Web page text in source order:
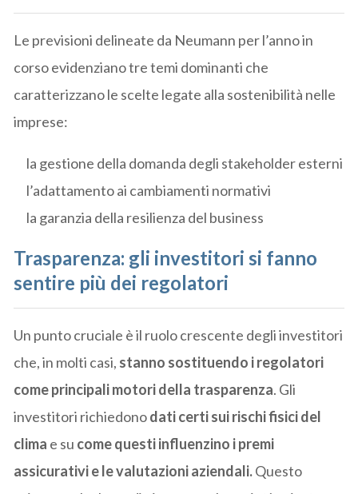
Le previsioni delineate da Neumann per l’anno in
corso evidenziano tre temi dominanti che
caratterizzano le scelte legate alla sostenibilità nelle
imprese:
la gestione della domanda degli stakeholder esterni
l’adattamento ai cambiamenti normativi
la garanzia della resilienza del business
Trasparenza: gli investitori si fanno
sentire più dei regolatori
Un punto cruciale è il ruolo crescente degli investitori
che, in molti casi, stanno sostituendo i regolatori
come principali motori della trasparenza. Gli
investitori richiedonodati certi sui rischi fisici del
clima e su come questi influenzino i premi
assicurativi e le valutazioni aziendali.Questo